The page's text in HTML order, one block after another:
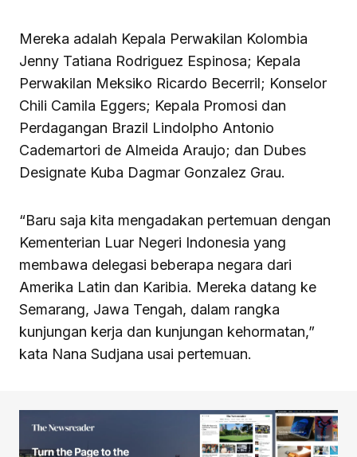
Mereka adalah Kepala Perwakilan Kolombia
Jenny Tatiana Rodriguez Espinosa; Kepala
Perwakilan Meksiko Ricardo Becerril; Konselor
Chili Camila Eggers; Kepala Promosi dan
Perdagangan Brazil Lindolpho Antonio
Cademartori de Almeida Araujo; dan Dubes
Designate Kuba Dagmar Gonzalez Grau.
“Baru saja kita mengadakan pertemuan dengan
Kementerian Luar Negeri Indonesia yang
membawa delegasi beberapa negara dari
Amerika Latin dan Karibia. Mereka datang ke
Semarang, Jawa Tengah, dalam rangka
kunjungan kerja dan kunjungan kehormatan,”
kata Nana Sudjana usai pertemuan.